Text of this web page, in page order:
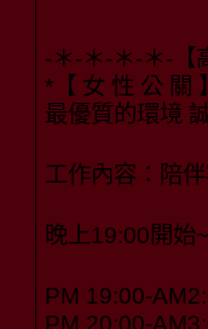
-＊-＊-＊-＊-【
*【 女 性 公 關
最優質的環境
工作內容：陪
晚上19:00開始~
PM 19:00-
PM 20:00-